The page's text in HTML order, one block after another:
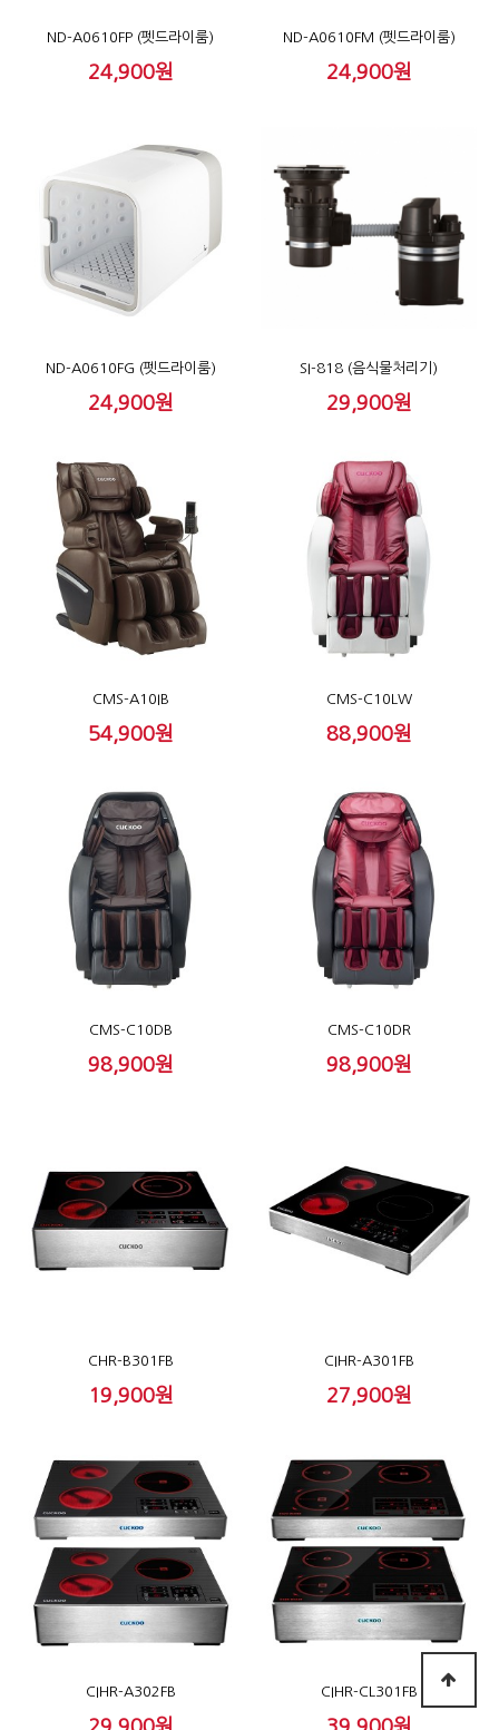
ND-A0610FP (펫드라이룸)
24,900원
ND-A0610FM (펫드라이룸)
24,900원
ND-A0610FG (펫드라이룸)
24,900원
SI-818 (음식물처리기)
29,900원
CMS-A10IB
54,900원
CMS-C10LW
88,900원
CMS-C10DB
98,900원
CMS-C10DR
98,900원
CHR-B301FB
19,900원
CIHR-A301FB
27,900원
CIHR-A302FB CIHR-CL301FB